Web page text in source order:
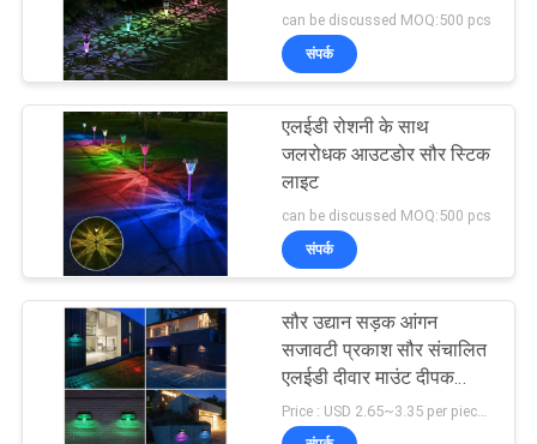
साइटमैप
गोपनीयता
आउटडोर सौर उद्यान
रोशनी
209
116
can be discussed MOQ:500 pcs
संपर्क
एलईडी रोशनी के साथ
जलरोधक आउटडोर सौर स्टिक
लाइट
can be discussed MOQ:500 pcs
संपर्क
सौर उद्यान सड़क आंगन
सजावटी प्रकाश सौर संचालित
एलईडी दीवार माउंट दीपक
आउटडोर बाड़ प्रकाश